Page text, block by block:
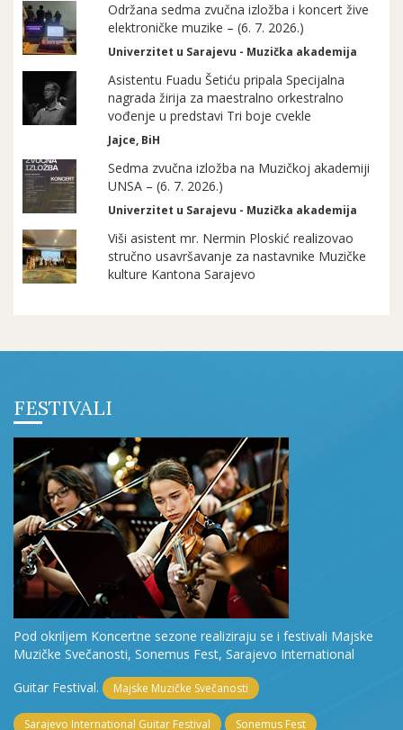
Održana sedma zvučna izložba i koncert žive
elektroničke muzike – (6. 7. 2026.)
Univerzitet u Sarajevu - Muzička akademija
Asistentu Fuadu Šetiću pripala Specijalna
nagrada žirija za maestralno orkestralno
vođenje u predstavi Tri boje cvekle
Jajce, BiH
Sedma zvučna izložba na Muzičkoj akademiji
UNSA – (6. 7. 2026.)
Univerzitet u Sarajevu - Muzička akademija
Viši asistent mr. Nermin Ploskić realizovao
stručno usavršavanje za nastavnike Muzičke
kulture Kantona Sarajevo
FESTIVALI
Pod okriljem Koncertne sezone realiziraju se i festivali Majske
Muzičke Svečanosti, Sonemus Fest, Sarajevo International
Guitar Festival.
Majske Muzičke Svečanosti
Sarajevo International Guitar Festival Sonemus Fest